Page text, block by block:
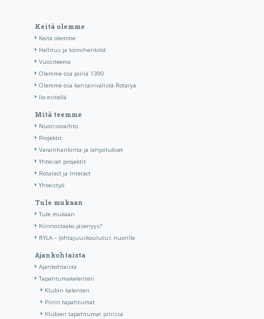
Keitä olemme
Keitä olemme
Hallitus ja toimihenkilöt
Vuositeema
Olemme osa piiriä 1390
Olemme osa kansainvälistä Rotarya
Ilo esitellä
Mitä teemme
Nuorisovaihto
Projektit
Varainhankinta ja lahjoitukset
Yhteiset projektit
Rotaract ja Interact
Yhteistyö
Tule mukaan
Tule mukaan
Kiinnostaako jäsenyys?
RYLA – Johtajuuskoulutus nuorille
Ajankohtaista
Ajankohtaista
Tapahtumakalenteri
Klubin kalenteri
Piirin tapahtumat
Klubien tapahtumat piirissä